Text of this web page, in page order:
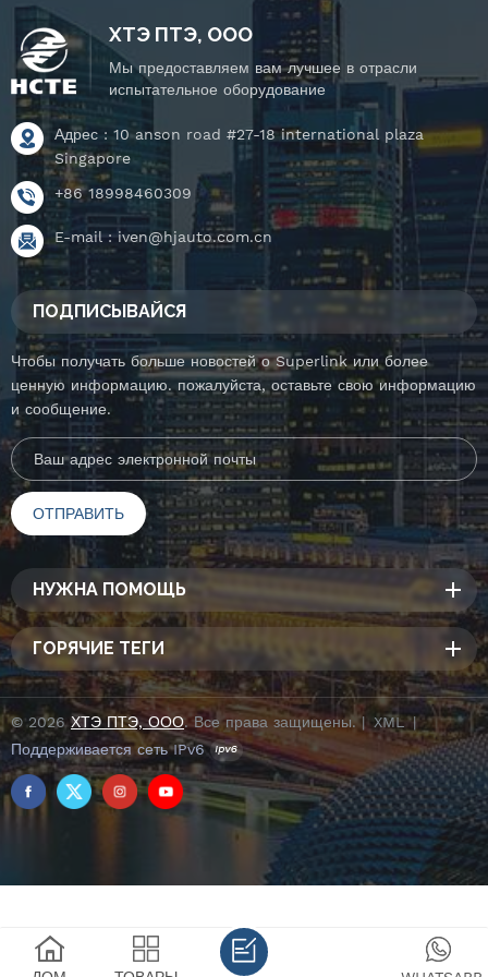
вращающийся столик.
вращающийся столик.
ХТЭ ПТЭ, ООО
Мы предоставляем вам лучшее в отрасли
испытательное оборудование
Адрес : 10 anson road #27-18 international plaza
Singapore
+86 18998460309
E-mail :iven@hjauto.com.cn
ПОДПИСЫВАЙСЯ
Чтобы получать больше новостей о Superlink или более
ценную информацию. пожалуйста, оставьте свою информацию
и сообщение.
НУЖНА ПОМОЩЬ
ГОРЯЧИЕ ТЕГИ
© 2026ХТЭ ПТЭ, ООО. Все права защищены. | XML |
Поддерживается сеть IPv6